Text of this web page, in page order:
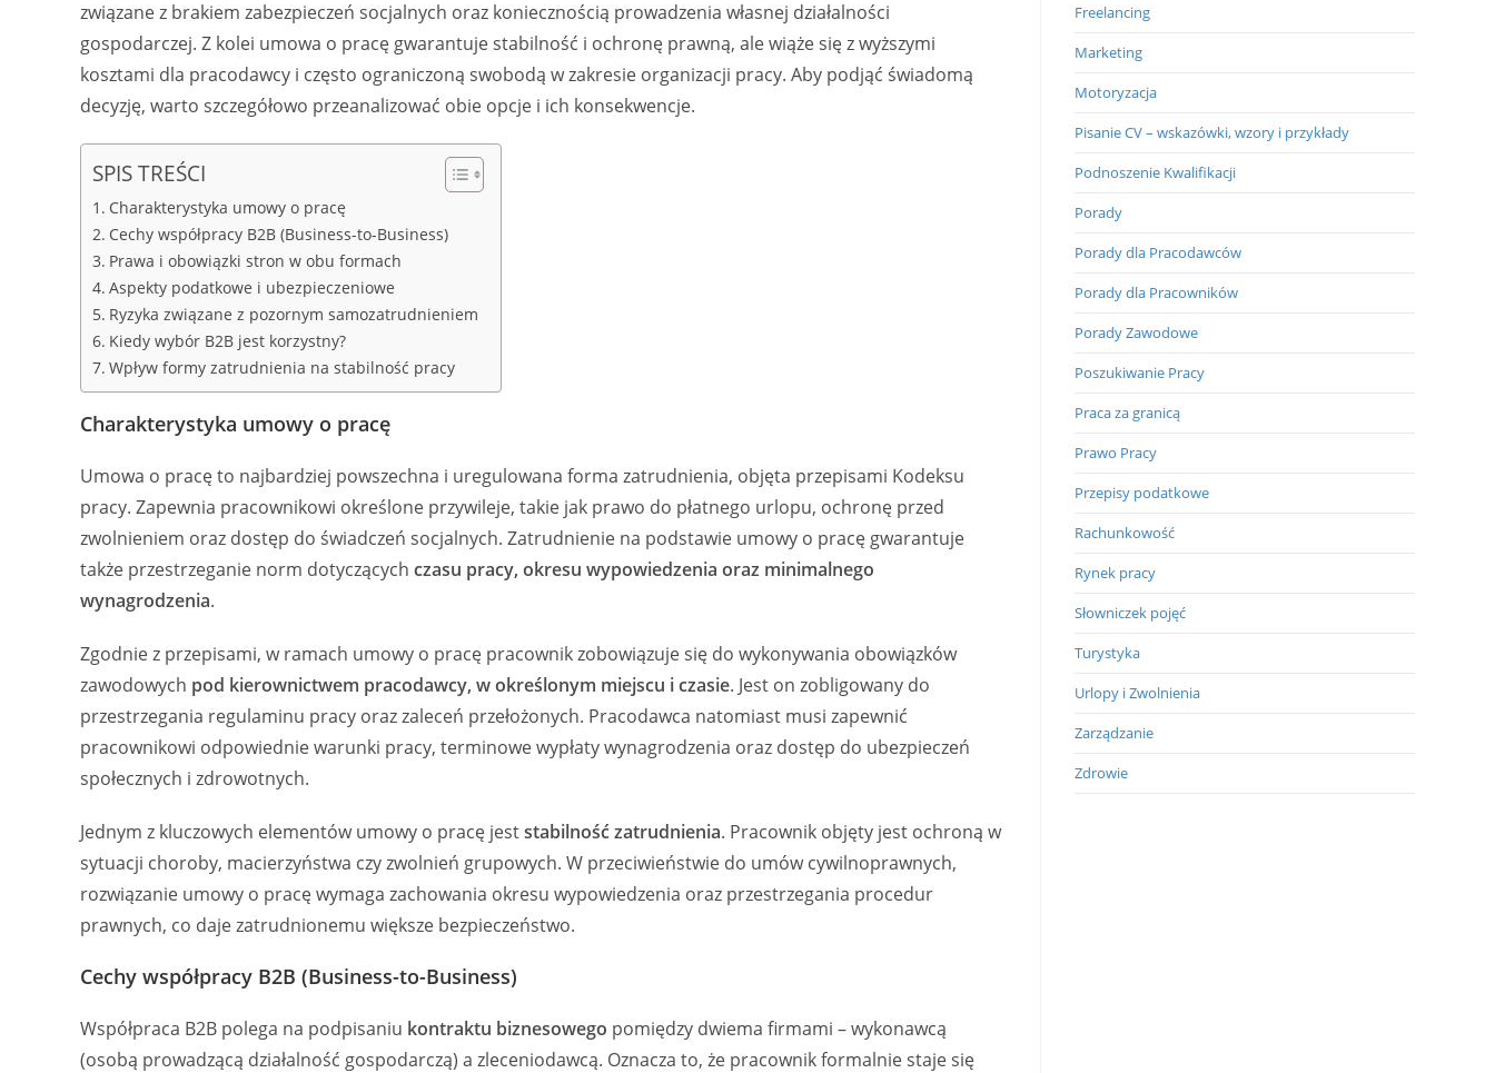
związane z brakiem zabezpieczeń socjalnych oraz koniecznością prowadzenia własnej działalności
gospodarczej. Z kolei umowa o pracę gwarantuje stabilność i ochronę prawną, ale wiąże się z wyższymi
kosztami dla pracodawcy i często ograniczoną swobodą w zakresie organizacji pracy. Aby podjąć świadomą
decyzję, warto szczegółowo przeanalizować obie opcje i ich konsekwencje.
SPIS TREŚCI
Charakterystyka umowy o pracę
Cechy współpracy B2B (Business-to-Business)
Prawa i obowiązki stron w obu formach
Aspekty podatkowe i ubezpieczeniowe
Ryzyka związane z pozornym samozatrudnieniem
Kiedy wybór B2B jest korzystny?
Wpływ formy zatrudnienia na stabilność pracy
Charakterystyka umowy o pracę
Umowa o pracę to najbardziej powszechna i uregulowana forma zatrudnienia, objęta przepisami Kodeksu
pracy. Zapewnia pracownikowi określone przywileje, takie jak prawo do płatnego urlopu, ochronę przed
zwolnieniem oraz dostęp do świadczeń socjalnych. Zatrudnienie na podstawie umowy o pracę gwarantuje
także przestrzeganie norm dotyczących czasu pracy, okresu wypowiedzenia oraz minimalnego
wynagrodzenia.
Zgodnie z przepisami, w ramach umowy o pracę pracownik zobowiązuje się do wykonywania obowiązków
zawodowych pod kierownictwem pracodawcy, w określonym miejscu i czasie. Jest on zobligowany do
przestrzegania regulaminu pracy oraz zaleceń przełożonych. Pracodawca natomiast musi zapewnić
pracownikowi odpowiednie warunki pracy, terminowe wypłaty wynagrodzenia oraz dostęp do ubezpieczeń
społecznych i zdrowotnych.
Jednym z kluczowych elementów umowy o pracę jeststabilność zatrudnienia. Pracownik objęty jest ochroną w
sytuacji choroby, macierzyństwa czy zwolnień grupowych. W przeciwieństwie do umów cywilnoprawnych,
rozwiązanie umowy o pracę wymaga zachowania okresu wypowiedzenia oraz przestrzegania procedur
prawnych, co daje zatrudnionemu większe bezpieczeństwo.
Cechy współpracy B2B (Business-to-Business)
Współpraca B2B polega na podpisaniu kontraktu biznesowego pomiędzy dwiema firmami – wykonawcą
(osobą prowadzącą działalność gospodarczą) a zleceniodawcą. Oznacza to, że pracownik formalnie staje się
Freelancing
Marketing
Motoryzacja
Pisanie CV – wskazówki, wzory i przykłady
Podnoszenie Kwalifikacji
Porady
Porady dla Pracodawców
Porady dla Pracowników
Porady Zawodowe
Poszukiwanie Pracy
Praca za granicą
Prawo Pracy
Przepisy podatkowe
Rachunkowość
Rynek pracy
Słowniczek pojęć
Turystyka
Urlopy i Zwolnienia
Zarządzanie
Zdrowie